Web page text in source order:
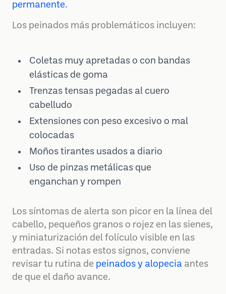
permanente.
Los peinados más problemáticos incluyen:
Coletas muy apretadas o con bandas
elásticas de goma
Trenzas tensas pegadas al cuero
cabelludo
Extensiones con peso excesivo o mal
colocadas
Moños tirantes usados a diario
Uso de pinzas metálicas que
enganchan y rompen
Los síntomas de alerta son picor en la línea del
cabello, pequeños granos o rojez en las sienes,
y miniaturización del folículo visible en las
entradas. Si notas estos signos, conviene
revisar tu rutina de peinados y alopecia antes
de que el daño avance.